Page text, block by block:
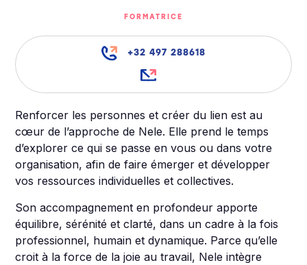
FORMATRICE
+32 497 288618
Renforcer les personnes et créer du lien est au
cœur de l’approche de Nele. Elle prend le temps
d’explorer ce qui se passe en vous ou dans votre
organisation, afin de faire émerger et développer
vos ressources individuelles et collectives.
Son accompagnement en profondeur apporte
équilibre, sérénité et clarté, dans un cadre à la fois
professionnel, humain et dynamique. Parce qu’elle
croit à la force de la joie au travail, Nele intègre